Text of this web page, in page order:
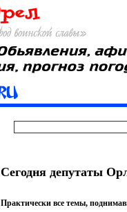
Сегодня депутаты
Практически все темы,